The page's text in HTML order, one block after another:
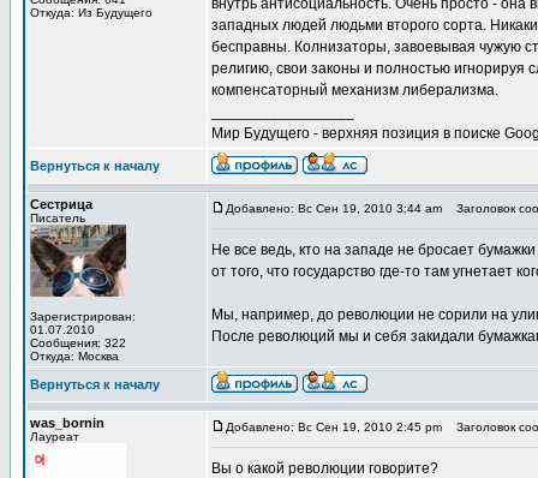
Откуда: Из Будущего
внутрь антисоциальность. Очень просто -
западных людей людьми второго сорта.
бесправны. Колнизаторы, завоевывая чужую
религию, свои законы и полностью игнорируя
компенсаторный механизм либерализма.
Мир Будущего - верхняя позиция в поиске
Вернуться к началу
Сестрица
Писатель
Зарегистрирован:
01.07.2010
Сообщения: 322
Откуда: Москва
Добавлено: Вс Сен 19, 2010 3:44 am Заголовок
Не все ведь, кто на западе не бросает
от того, что государство где-то там угнетает
Мы, например, до революции не сорили на
После революций мы и себя закидали
Вернуться к началу
was_bornin
Лауреат
Добавлено: Вс Сен 19, 2010 2:45 pm Заголовок
Вы о какой революции говорите?